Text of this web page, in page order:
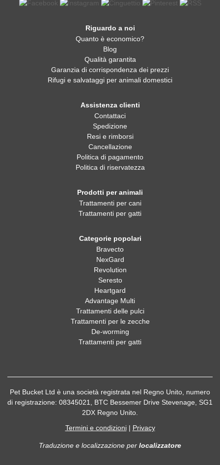
Riguardo a noi
Quanto è economico?
Blog
Qualità garantita
Garanzia di corrispondenza dei prezzi
Rifugi e salvataggi per animali domestici
Assistenza clienti
Contattaci
Spedizione
Resi e rimborsi
Cancellazione
Politica di pagamento
Politica di riservatezza
Prodotti per animali
Trattamenti per cani
Trattamenti per gatti
Categorie popolari
Bravecto
NexGard
Revolution
Seresto
Heartgard
Advantage Multi
Trattamenti delle pulci
Trattamenti per le zecche
De-worming
Trattamenti per gatti
Pet Bucket Ltd è una società registrata nel Regno Unito, numero
di registrazione: 08345021, BTC Bessemer Drive Stevenage, SG1
2DX Regno Unito.
Termini e condizioni| Privacy
Traduzione e localizzazione per localizzatore